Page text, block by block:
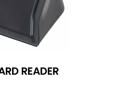
READER